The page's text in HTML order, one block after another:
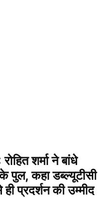
शर्मा ने बांधे
पुल, कहा डब्ल्यूटीसी
प्रदर्शन की उम्मीद